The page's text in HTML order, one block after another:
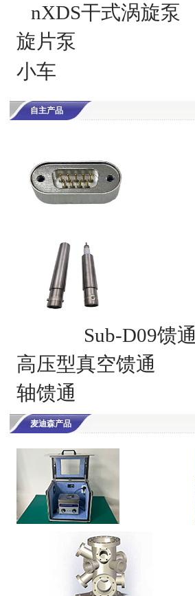
nXDS干式涡旋泵
旋片泵
小车
自主产品
Sub-D09馈通
高压型真空馈通
轴馈通
麦迪森产品